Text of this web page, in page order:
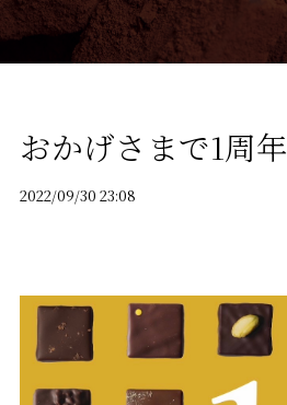
おかげさまで1周年
2022/09/30 23:08